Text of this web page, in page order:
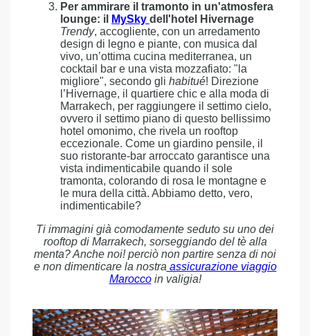
Per ammirare il tramonto in un'atmosfera
lounge: il
MySky dell'hotel Hivernage
Trendy, accogliente, con un arredamento
design di legno e piante, con musica dal
vivo, un’ottima cucina mediterranea, un
cocktail bar e una vista mozzafiato: "la
migliore", secondo gli habitué! Direzione
l’Hivernage, il quartiere chic e alla moda di
Marrakech, per raggiungere il settimo cielo,
ovvero il settimo piano di questo bellissimo
hotel omonimo, che rivela un rooftop
eccezionale. Come un giardino pensile, il
suo ristorante-bar arroccato garantisce una
vista indimenticabile quando il sole
tramonta, colorando di rosa le montagne e
le mura della città. Abbiamo detto, vero,
indimenticabile?
Ti immagini già comodamente seduto su uno dei
rooftop di Marrakech, sorseggiando del tè alla
menta? Anche noi! perciò non partire senza di noi
e non dimenticare la nostra assicurazione viaggio
Maroccoin valigia!